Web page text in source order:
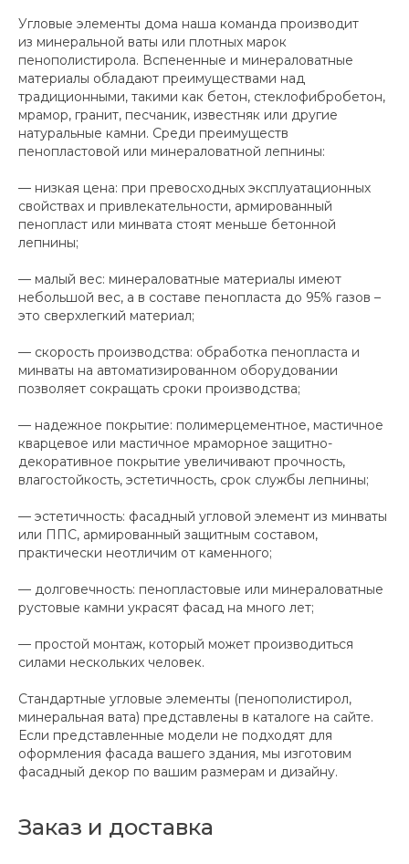
Угловые элементы дома наша команда производит
из минеральной ваты или плотных марок
пенополистирола. Вспененные и минераловатные
материалы обладают преимуществами над
традиционными, такими как бетон, стеклофибробетон,
мрамор, гранит, песчаник, известняк или другие
натуральные камни. Среди преимуществ
пенопластовой или минераловатной лепнины:
— низкая цена: при превосходных эксплуатационных
свойствах и привлекательности, армированный
пенопласт или минвата стоят меньше бетонной
лепнины;
— малый вес: минераловатные материалы имеют
небольшой вес, а в составе пенопласта до 95% газов –
это сверхлегкий материал;
— скорость производства: обработка пенопласта и
минваты на автоматизированном оборудовании
позволяет сокращать сроки производства;
— надежное покрытие: полимерцементное, мастичное
кварцевое или мастичное мраморное защитно-
декоративное покрытие увеличивают прочность,
влагостойкость, эстетичность, срок службы лепнины;
— эстетичность: фасадный угловой элемент из минваты
или ППС, армированный защитным составом,
практически неотличим от каменного;
— долговечность: пенопластовые или минераловатные
рустовые камни украсят фасад на много лет;
— простой монтаж, который может производиться
силами нескольких человек.
Стандартные угловые элементы (пенополистирол,
минеральная вата) представлены в каталоге на сайте.
Если представленные модели не подходят для
оформления фасада вашего здания, мы изготовим
фасадный декор по вашим размерам и дизайну.
Заказ и доставка